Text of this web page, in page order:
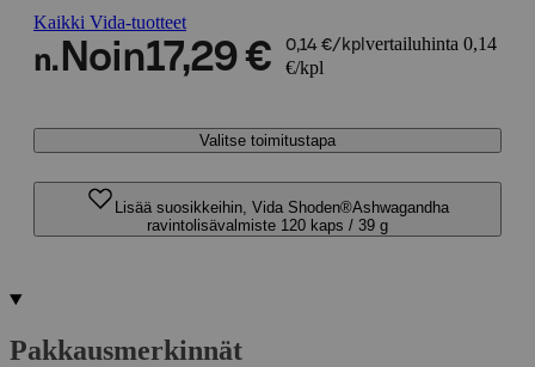
Kaikki Vida-tuotteet
n. Noin17,29 € 0,14 €/kpl vertailuhinta 0,14
€/kpl
Valitse toimitustapa
Lisää suosikkeihin, Vida Shoden®Ashwagandha
ravintolisävalmiste 120 kaps / 39 g
Pakkausmerkinnät